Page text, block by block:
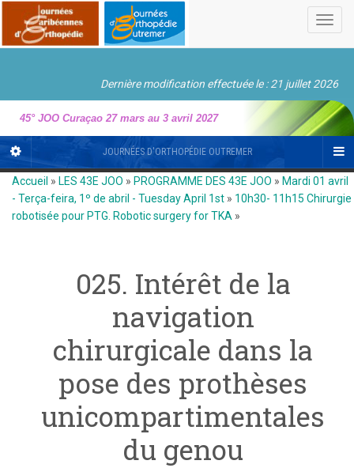
Dernière modification effectuée le : 21 juillet 2026
45° JOO Curaçao 27 mars au 3 avril 2027
JOURNÉES D'ORTHOPÉDIE OUTREMER
Accueil » LES 43E JOO » PROGRAMME DES 43E JOO » Mardi 01 avril
- Terça-feira, 1º de abril - Tuesday April 1st » 10h30- 11h15 Chirurgie
robotisée pour PTG. Robotic surgery for TKA »
025. Intérêt de la
navigation
chirurgicale dans la
pose des prothèses
unicompartimentales
du genou